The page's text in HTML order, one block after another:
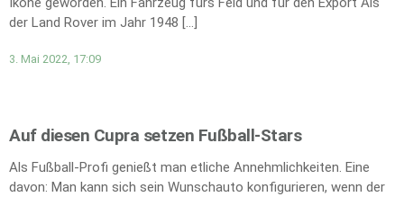
der Land Rover im Jahr 1948 […]
3. Mai 2022, 17:09
Auf diesen Cupra setzen Fußball-Stars
Als Fußball-Profi genießt man etliche Annehmlichkeiten. Eine
davon: Man kann sich sein Wunschauto konfigurieren, wenn der